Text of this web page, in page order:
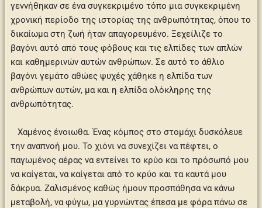
γεννήθηκαν σε ένα συγκεκριμένο τόπο μια συγκεκριμένη
χρονική περίοδο της ιστορίας της ανθρωπότητας, όπου το
δικαίωμα στη ζωή ήταν απαγορευμένο. Ξεχείλιζε το
βαγόνι αυτό από τους φόβους και τις ελπίδες των απλών
και καθημερινών αυτών ανθρώπων. Σε αυτό το άθλιο
βαγόνι γεμάτο αθώες ψυχές χάθηκε η ελπίδα των
ανθρώπων αυτών, μα και η ελπίδα ολόκληρης της
ανθρωπότητας.
Χαμένος ένοιωθα. Ένας κόμπος στο στομάχι δυσκόλευε
την αναπνοή μου. Το χιόνι να συνεχίζει να πέφτει, ο
παγωμένος αέρας να εντείνει το κρύο και το πρόσωπό μου
να καίγεται, να καίγεται από το κρύο και τα καυτά μου
δάκρυα. Ζαλισμένος καθώς ήμουν προσπάθησα να κάνω
μεταβολή, να φύγω, μα γυρνώντας έπεσα με φόρα πάνω σε